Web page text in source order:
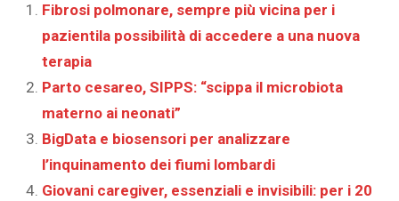
Fibrosi polmonare, sempre più vicina per i
pazientila possibilità di accedere a una nuova
terapia
Parto cesareo, SIPPS: “scippa il microbiota
materno ai neonati”
BigData e biosensori per analizzare
l’inquinamento dei fiumi lombardi
Giovani caregiver, essenziali e invisibili: per i 20